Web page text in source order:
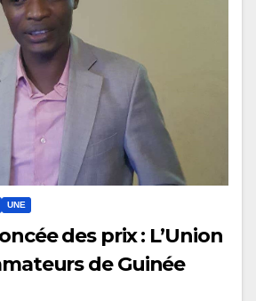
UNE
des prix : L’Union
de Guinée